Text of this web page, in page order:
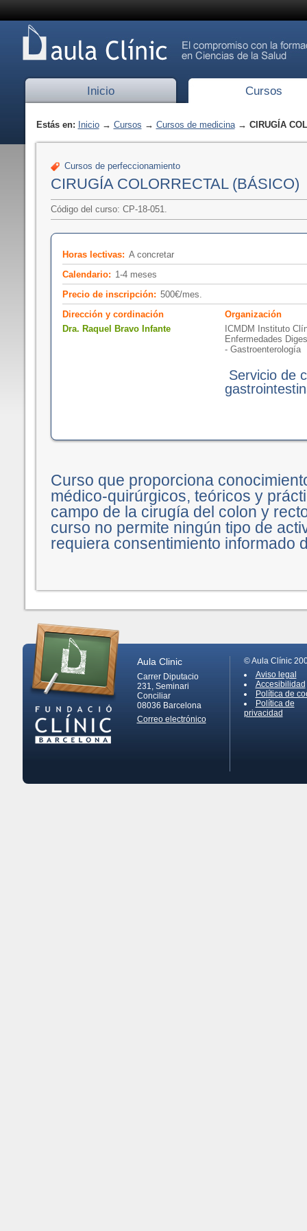
Inicio Cursos
Estás en: Inicio→ Cursos → Cursos de medicina→ CIRUGÍA
Cursos de perfeccionamiento
CIRUGÍA COLORRECTAL (BÁSICO)
Código del curso: CP-18-051.
Horas lectivas: A concretar
Calendario: 1-4 meses
Precio de inscripción: 500€/mes.
Dirección y cordinación
Dra. Raquel Bravo Infante
Organización
ICMDM Instituto
Enfermedades
- Gastroenterología
Servicio de
Curso que proporciona
médico-quirúrgicos, teóricos y
campo de la cirugía del colon y
curso no permite ningún tipo de
requiera consentimiento informado
Aula Clinic
Carrer Diputacio
231, Seminari
Conciliar
08036 Barcelona
Correo electrónico
© Aula Clínic
Aviso legal
Accesibilidad
Política de
Política de
privacidad